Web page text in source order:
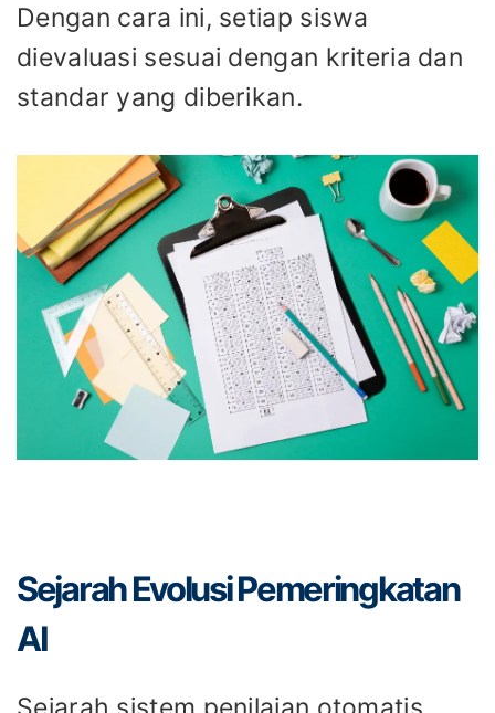
Dengan cara ini, setiap siswa
dievaluasi sesuai dengan kriteria dan
standar yang diberikan.
Sejarah Evolusi Pemeringkatan
AI